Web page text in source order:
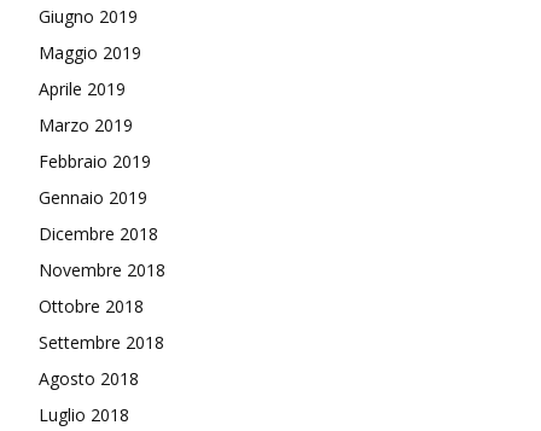
Giugno 2019
Maggio 2019
Aprile 2019
Marzo 2019
Febbraio 2019
Gennaio 2019
Dicembre 2018
Novembre 2018
Ottobre 2018
Settembre 2018
Agosto 2018
Luglio 2018